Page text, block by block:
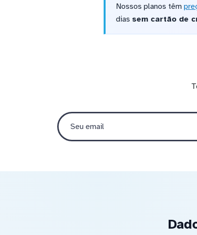
Nossos planos têm
dias sem cartão de